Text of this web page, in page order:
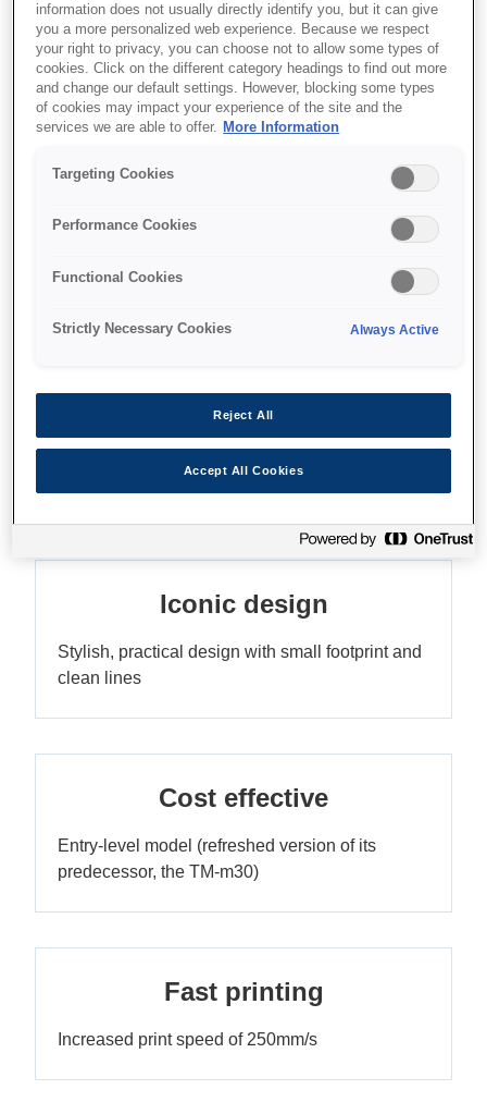
Best for modern POS
environments that need a
compact, connected receipt
printer with smart device support.
Small footprint
Iconic design
Stylish, practical design with small footprint and
clean lines
Cost effective
Entry-level model (refreshed version of its
predecessor, the TM-m30)
Fast printing
Increased print speed of 250mm/s
information does not usually directly identify you, but it can give
you a more personalized web experience. Because we respect
your right to privacy, you can choose not to allow some types of
cookies. Click on the different category headings to find out more
and change our default settings. However, blocking some types
of cookies may impact your experience of the site and the
services we are able to offer.
More Information
Targeting Cookies
Performance Cookies
Functional Cookies
Strictly Necessary Cookies Always Active
Reject All
Accept All Cookies